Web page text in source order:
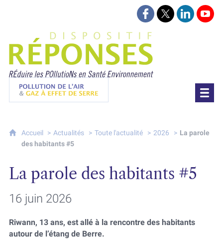
Pollution de l'air & gaz à effet de serre
Suivez-nous sur
Suivez-nous
Accueil Actualités Toute l'actualité 2026
La parole
des habitants #5
La parole des habitants #5
16 juin 2026
Riwann, 13 ans, est allé à la rencontre des habitants
autour de l’étang de Berre.